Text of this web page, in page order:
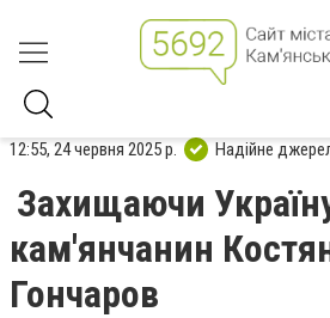
12:55, 24 червня 2025 р. Надійне
Захищаючи
кам'янчанин
Гончаров